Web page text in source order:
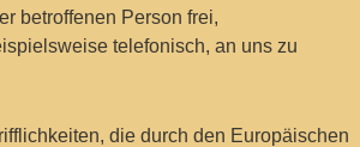
betroffenen Person frei,
telefonisch, an uns zu
die durch den Europäischen